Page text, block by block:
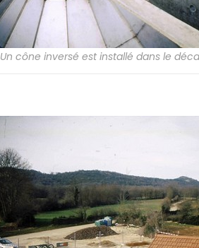
Un cône inversé est installé dans le